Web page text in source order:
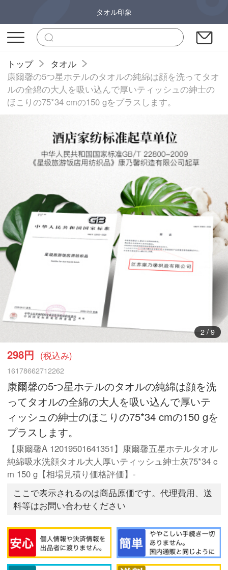
タオル印象
トップ
タオル
康爾馨の5つ星ホテルのタオルの純綿は顔を洗ってタオ
ルの全綿の大人を吸い込んで厚いティッシュの紳士の
ほこりの75*34 cmの150 gをプラスします。
3/ 9
298円 (税込み)
16178662712262
康爾馨の5つ星ホテルのタオルの純綿は顔を洗
ってタオルの全綿の大人を吸い込んで厚いテ
ィッシュの紳士のほこりの75*34 cmの150 gを
プラスします。
【康爾馨A 12019501641351】康爾馨五星ホテルタオル
純綿吸水洗顔タオル大人厚いティッシュ紳士灰75*34 c
m 150 g【相場見積り価格評価】-
ここで表示されるのは商品原価です。代理費用、送
料等はお問い合わせください